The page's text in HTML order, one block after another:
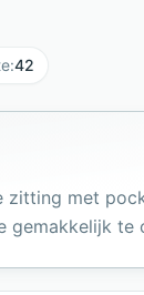
:42
met
gemakkelijk te